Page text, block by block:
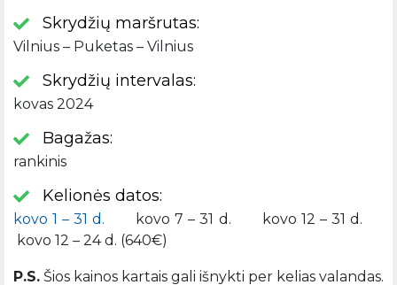
Skrydžių maršrutas:
Vilnius – Puketas – Vilnius
Skrydžių intervalas:
kovas 2024
Bagažas:
rankinis
Kelionės datos:
kovo 1 – 31 d.
kovo 7 – 31 d. kovo 12 – 31 d.
kovo 12 – 24 d. (640€)
P.S. Šios kainos kartais gali išnykti per kelias valandas.